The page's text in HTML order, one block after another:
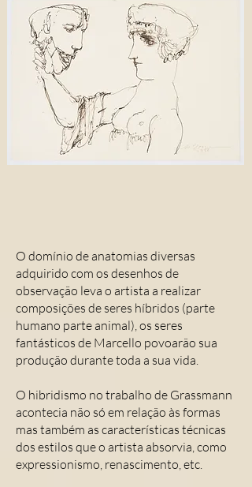
O domínio de anatomias diversas
adquirido com os desenhos de
observação leva o artista a realizar
composições de seres híbridos (parte
humano parte animal), os seres
fantásticos de Marcello povoarão sua
produção durante toda a sua vida.
O hibridismo no trabalho de Grassmann
acontecia não só em relação às formas
mas também as características técnicas
dos estilos que o artista absorvia, como
expressionismo, renascimento, etc.